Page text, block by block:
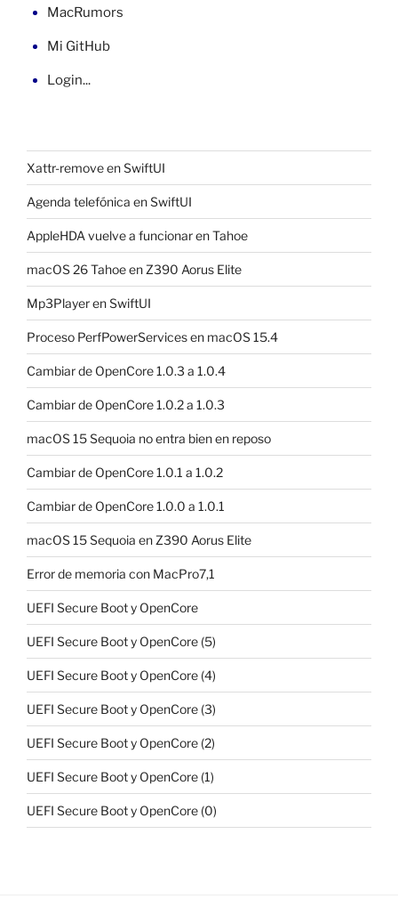
MacRumors
Mi GitHub
Login...
Xattr-remove en SwiftUI
Agenda telefónica en SwiftUI
AppleHDA vuelve a funcionar en Tahoe
macOS 26 Tahoe en Z390 Aorus Elite
Mp3Player en SwiftUI
Proceso PerfPowerServices en macOS 15.4
Cambiar de OpenCore 1.0.3 a 1.0.4
Cambiar de OpenCore 1.0.2 a 1.0.3
macOS 15 Sequoia no entra bien en reposo
Cambiar de OpenCore 1.0.1 a 1.0.2
Cambiar de OpenCore 1.0.0 a 1.0.1
macOS 15 Sequoia en Z390 Aorus Elite
Error de memoria con MacPro7,1
UEFI Secure Boot y OpenCore
UEFI Secure Boot y OpenCore (5)
UEFI Secure Boot y OpenCore (4)
UEFI Secure Boot y OpenCore (3)
UEFI Secure Boot y OpenCore (2)
UEFI Secure Boot y OpenCore (1)
UEFI Secure Boot y OpenCore (0)